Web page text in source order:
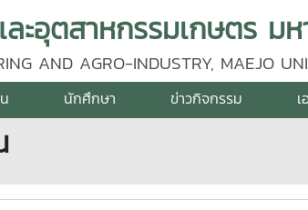
ะอุตสาหกรรมเกษตร มห
AND AGRO-INDUSTRY, MAEJO
นักศึกษา ข่าวกิจกรรม